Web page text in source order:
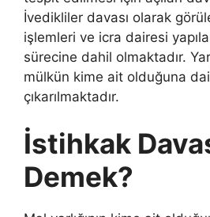
İvedikliler davası olarak
işlemleri ve icra dairesi
sürecine dahil olmaktadır.
mülkün kime ait olduğuna
çıkarılmaktadır.
İstihkak
Demek?